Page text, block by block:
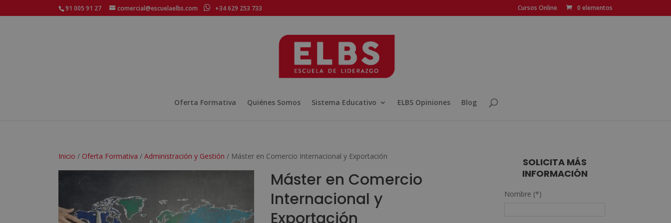
91 005 91 27 comercial@escuelaelbs.com +34 629 253 733 Cursos Online 0 elementos
Oferta Formativa Quiénes Somos Sistema Educativo ELBS Opiniones Blog
Inicio / Oferta Formativa / Administración y Gestión / Máster en Comercio Internacional y Exportación
Máster en Comercio
Internacional y
Exportación
SOLICITA MÁS
INFORMACIÓN
Nombre (*)